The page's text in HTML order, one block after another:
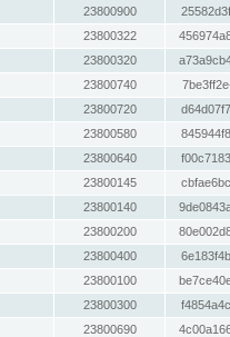
23800900
23800322
23800320
23800740
23800720
23800580
23800640
23800145
23800140
23800200
23800400
23800100
23800300
23800690